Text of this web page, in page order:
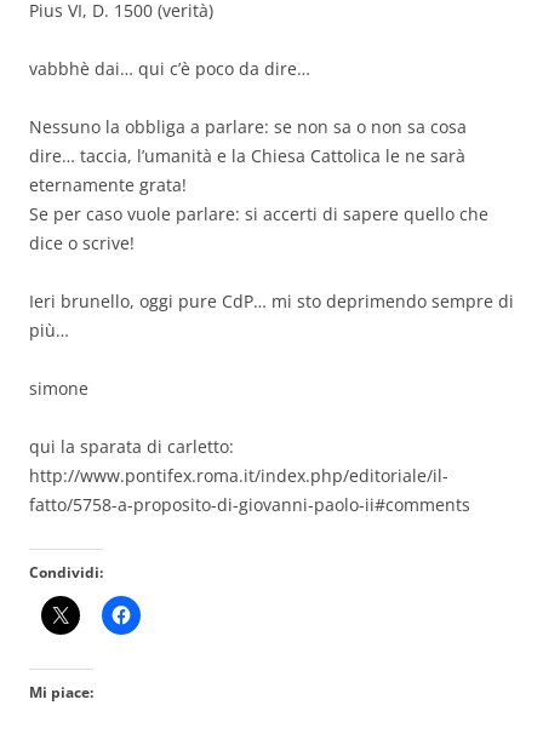
Pius VI, D. 1500 (verità)
vabbhè dai… qui c’è poco da dire…
Nessuno la obbliga a parlare: se non sa o non sa cosa
dire… taccia, l’umanità e la Chiesa Cattolica le ne sarà
eternamente grata!
Se per caso vuole parlare: si accerti di sapere quello che
dice o scrive!
Ieri brunello, oggi pure CdP… mi sto deprimendo sempre di
più…
simone
qui la sparata di carletto:
http://www.pontifex.roma.it/index.php/editoriale/il-
fatto/5758-a-proposito-di-giovanni-paolo-ii#comments
Condividi:
Mi piace: